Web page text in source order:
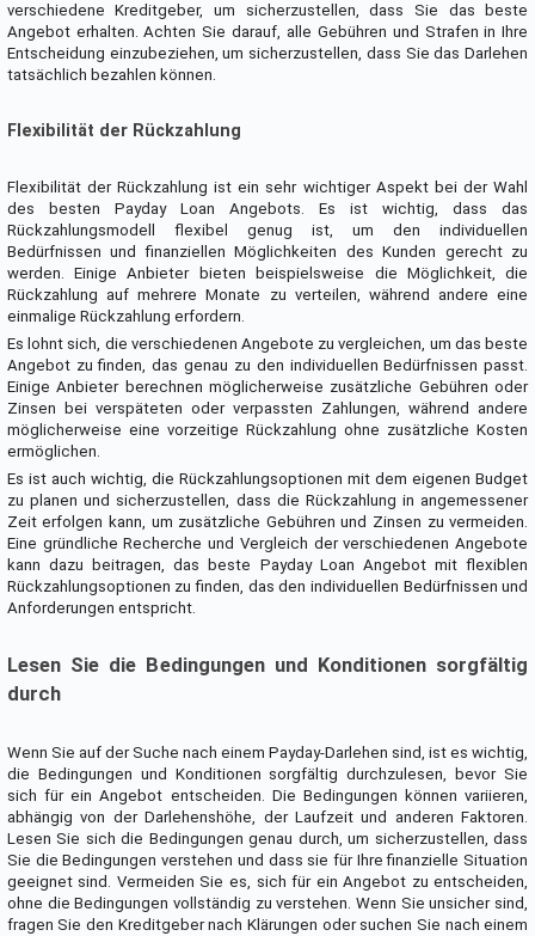
verschiedene Kreditgeber, um sicherzustellen, dass Sie das beste
Angebot erhalten. Achten Sie darauf, alle Gebühren und Strafen in Ihre
Entscheidung einzubeziehen, um sicherzustellen, dass Sie das Darlehen
tatsächlich bezahlen können.
Flexibilität der Rückzahlung
Flexibilität der Rückzahlung ist ein sehr wichtiger Aspekt bei der Wahl
des besten Payday Loan Angebots. Es ist wichtig, dass das
Rückzahlungsmodell flexibel genug ist, um den individuellen
Bedürfnissen und finanziellen Möglichkeiten des Kunden gerecht zu
werden. Einige Anbieter bieten beispielsweise die Möglichkeit, die
Rückzahlung auf mehrere Monate zu verteilen, während andere eine
einmalige Rückzahlung erfordern.
Es lohnt sich, die verschiedenen Angebote zu vergleichen, um das beste
Angebot zu finden, das genau zu den individuellen Bedürfnissen passt.
Einige Anbieter berechnen möglicherweise zusätzliche Gebühren oder
Zinsen bei verspäteten oder verpassten Zahlungen, während andere
möglicherweise eine vorzeitige Rückzahlung ohne zusätzliche Kosten
ermöglichen.
Es ist auch wichtig, die Rückzahlungsoptionen mit dem eigenen Budget
zu planen und sicherzustellen, dass die Rückzahlung in angemessener
Zeit erfolgen kann, um zusätzliche Gebühren und Zinsen zu vermeiden.
Eine gründliche Recherche und Vergleich der verschiedenen Angebote
kann dazu beitragen, das beste Payday Loan Angebot mit flexiblen
Rückzahlungsoptionen zu finden, das den individuellen Bedürfnissen und
Anforderungen entspricht.
Lesen Sie die Bedingungen und Konditionen sorgfältig
durch
Wenn Sie auf der Suche nach einem Payday-Darlehen sind, ist es wichtig,
die Bedingungen und Konditionen sorgfältig durchzulesen, bevor Sie
sich für ein Angebot entscheiden. Die Bedingungen können variieren,
abhängig von der Darlehenshöhe, der Laufzeit und anderen Faktoren.
Lesen Sie sich die Bedingungen genau durch, um sicherzustellen, dass
Sie die Bedingungen verstehen und dass sie für Ihre finanzielle Situation
geeignet sind. Vermeiden Sie es, sich für ein Angebot zu entscheiden,
ohne die Bedingungen vollständig zu verstehen. Wenn Sie unsicher sind,
fragen Sie den Kreditgeber nach Klärungen oder suchen Sie nach einem